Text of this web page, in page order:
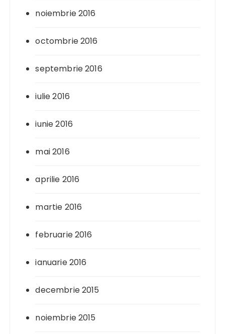
noiembrie 2016
octombrie 2016
septembrie 2016
iulie 2016
iunie 2016
mai 2016
aprilie 2016
martie 2016
februarie 2016
ianuarie 2016
decembrie 2015
noiembrie 2015